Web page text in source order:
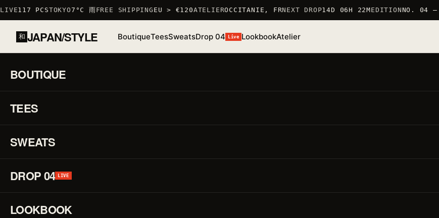
117 PCS TOKYO7°C 雨FREE SHIPPINGEU > €120ATELIER OCCITANIE, FRNEXT DROP 14D 06H 22MEDITION NO. 04 —
和 JAPAN/STYLE BoutiqueTeesSweatsDrop 04 Live LookbookAtelier
BOUTIQUE
TEES
SWEATS
DROP 04 LIVE
LOOKBOOK
01 / 03
RÉF. TSHIRT_NEKOUFO · 100% COTON 190G/M² ·
100% COTON 190G/M² ÉDITION LIMITÉE
Matière · 100% coton 190g/m²— production